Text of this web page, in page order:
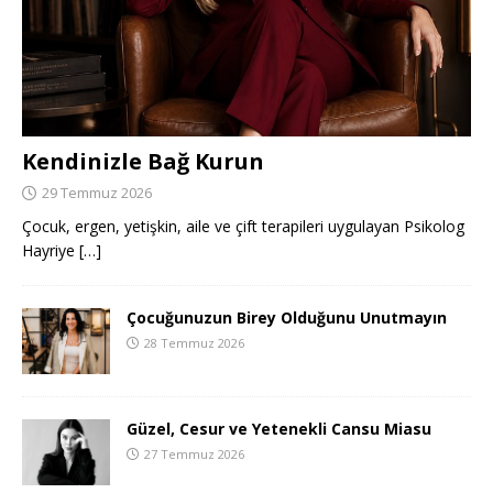
Kendinizle Bağ Kurun
29 Temmuz 2026
Çocuk, ergen, yetişkin, aile ve çift terapileri uygulayan Psikolog
Hayriye […]
Çocuğunuzun Birey Olduğunu Unutmayın
28 Temmuz 2026
Güzel, Cesur ve Yetenekli Cansu Miasu
27 Temmuz 2026